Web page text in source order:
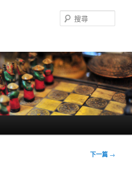
尋
下一篇 →